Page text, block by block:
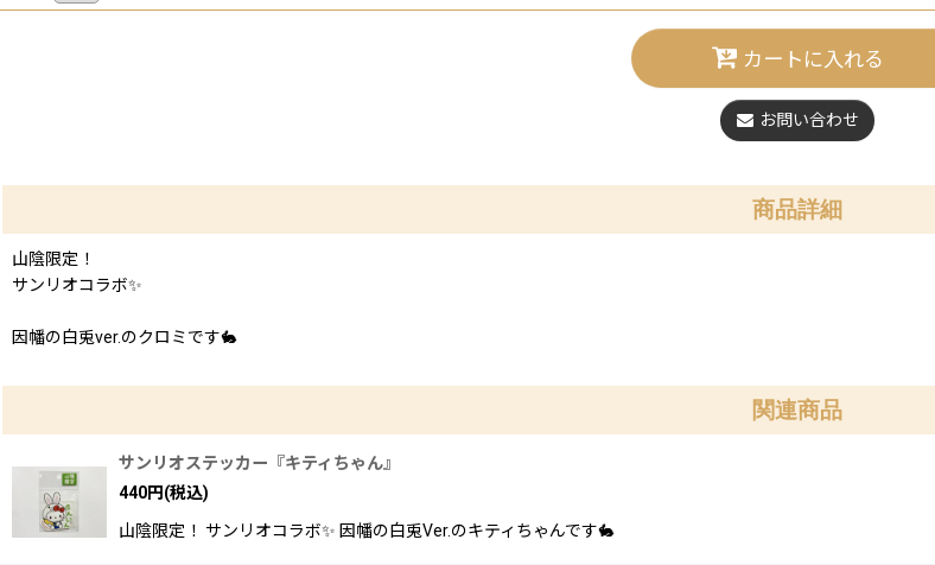
カートに入れる
お問い合わせ
商品詳細
山陰限定！
サンリオコラボ✨
因幡の白兎ver.のクロミです🐇
関連商品
サンリオステッカー『キティちゃん』
440円(税込)
山陰限定！ サンリオコラボ✨ 因幡の白兎Ver.のキティちゃんです🐇